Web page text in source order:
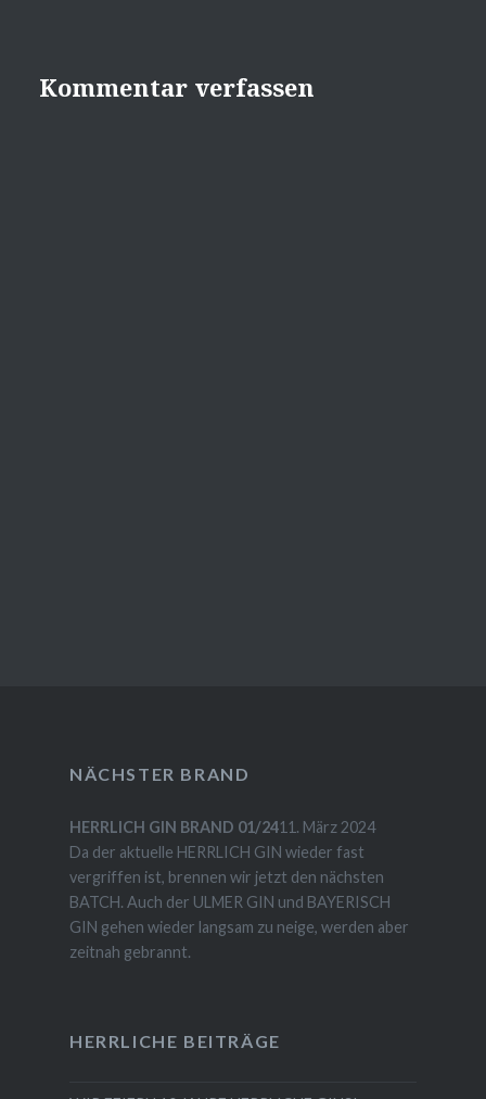
Kommentar verfassen
NÄCHSTER BRAND
HERRLICH GIN BRAND 01/2411. März 2024
Da der aktuelle HERRLICH GIN wieder fast
vergriffen ist, brennen wir jetzt den nächsten
BATCH. Auch der ULMER GIN und BAYERISCH
GIN gehen wieder langsam zu neige, werden aber
zeitnah gebrannt.
HERRLICHE BEITRÄGE